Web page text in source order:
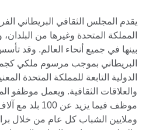
يقدم المجلس الثقافي البريطاني
المملكة المتحدة وغيرها من
بينها في جميع أنحاء العالم. وقد
البريطاني بموجب مرسوم ملكي
الدولية التابعة للمملكة المتحدة
موظف فيما يزيد
وملايين الشباب كل عام من خلال